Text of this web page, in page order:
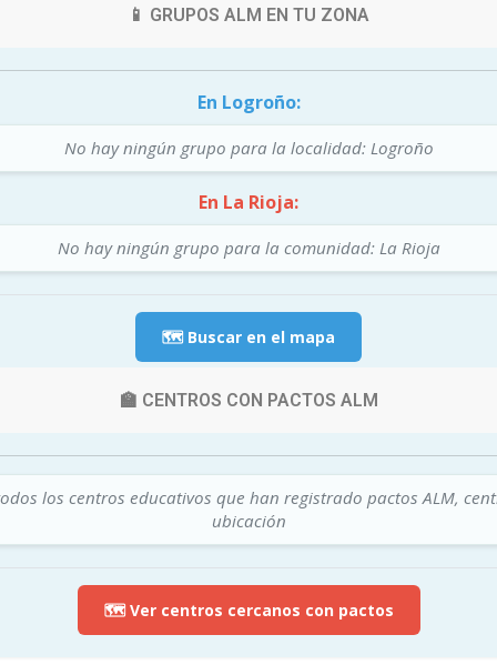
📱 GRUPOS ALM EN TU ZONA
En Logroño:
No hay ningún grupo para la localidad: Logroño
En La Rioja:
No hay ningún grupo para la comunidad: La Rioja
🗺️ Buscar en el mapa
🏫 CENTROS CON PACTOS ALM
los centros educativos que han registrado pactos ALM,
ubicación
🗺️ Ver centros cercanos con pactos